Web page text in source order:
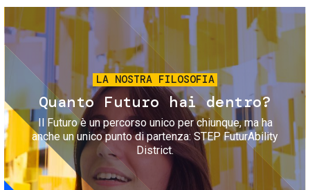
Immagine
LA NOSTRA FILOSOFIA
Quanto Futuro hai dentro?
Il Futuro è un percorso unico per chiunque, ma ha
anche un unico punto di partenza: STEP FuturAbility
District.